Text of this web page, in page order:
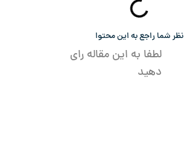
نظر شما راجع به این محتوا
لطفا به این مقاله رای
دهید